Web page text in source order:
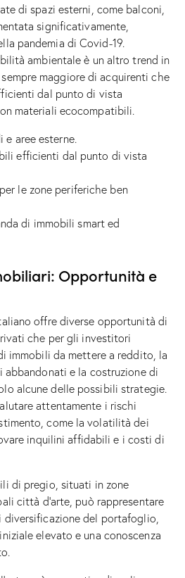
di spazi esterni, come balconi,
significativamente,
pandemia di Covid-19.
ambientale è un altro trend in
maggiore di acquirenti che
dal punto di vista
materiali ecocompatibili.
e aree esterne.
efficienti dal punto di vista
le zone periferiche ben
di immobili smart ed
Opportunità e
offre diverse opportunità di
che per gli investitori
immobili da mettere a reddito, la
e la costruzione di
alcune delle possibili strategie.
attentamente i rischi
come la volatilità dei
inquilini affidabili e i costi di
di pregio, situati in zone
città d’arte, può rappresentare
diversificazione del portafoglio,
elevato e una conoscenza